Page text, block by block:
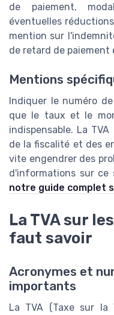
de paiement,
éventuelles
mention sur
de retard de paiement
Mentions
Indiquer le numéro
que le taux et le
indispensable. La
de la fiscalité et des
vite engendrer des
d'informations sur ce
notre guide complet
La TVA sur
faut savoir
Acronymes et
importants
La TVA (Taxe sur la